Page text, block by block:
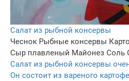
Cалат из рыбной консервы
Чеснок Рыбные консервы
Сыр плавленый Майонез Соль
Салат из рыбной консервы
Он состоит из вареного